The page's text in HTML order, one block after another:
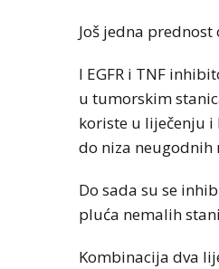
Još jedna
I EGFR i TNF
u tumorskim
koriste u liječenju
do niza neugodnih
Do sada su se
pluća nemalih
Kombinacija dva